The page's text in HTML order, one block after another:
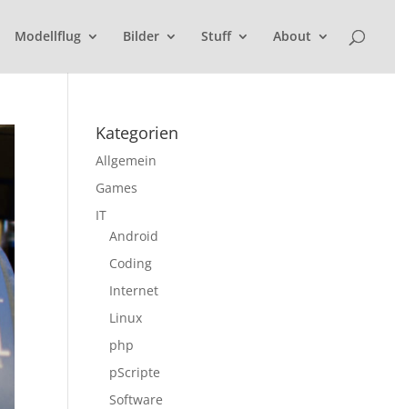
Modellflug Bilder Stuff About
Kategorien
Allgemein
Games
IT
Android
Coding
Internet
Linux
php
pScripte
Software